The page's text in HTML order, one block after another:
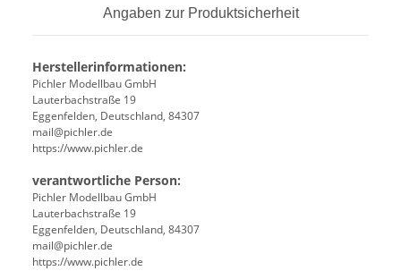
Angaben zur Produktsicherheit
Herstellerinformationen:
Pichler Modellbau GmbH
Lauterbachstraße 19
Eggenfelden, Deutschland, 84307
mail@pichler.de
https://www.pichler.de
verantwortliche Person:
Pichler Modellbau GmbH
Lauterbachstraße 19
Eggenfelden, Deutschland, 84307
mail@pichler.de
https://www.pichler.de